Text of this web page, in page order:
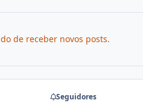
de receber novos posts.
Seguidores